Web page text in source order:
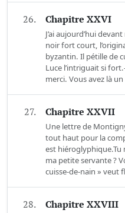
26. Chapitre XXVI
J’ai aujourd’hui
noir fort court,
byzantin. Il pétille de
Luce l’intriguait si
merci. Vous avez là
27. Chapitre XXVII
Une lettre de
tout haut pour la
est hiéroglyphique.Tu
ma petite servante ?
cuisse-de-nain » veut
28. Chapitre XXVIII